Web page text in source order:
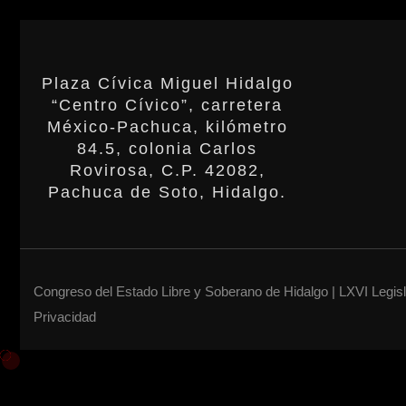
Plaza Cívica Miguel Hidalgo
“Centro Cívico”, carretera
México-Pachuca, kilómetro
84.5, colonia Carlos
Rovirosa, C.P. 42082,
Pachuca de Soto, Hidalgo.
Congreso del Estado Libre y Soberano de Hidalgo | LXVI
Privacidad